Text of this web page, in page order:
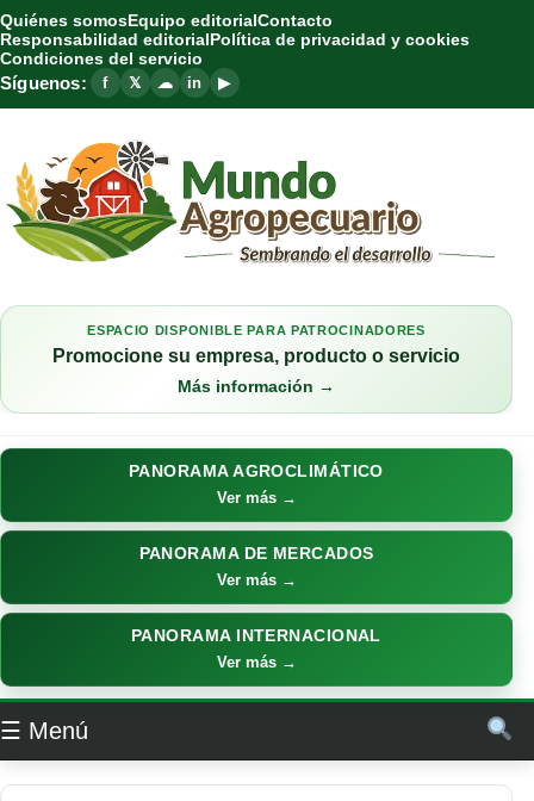
Quiénes somosEquipo editorialContacto
Responsabilidad editorialPolítica de privacidad y cookies
Condiciones del servicio
Síguenos: f 𝕏 ☁ in ▶
ESPACIO DISPONIBLE PARA PATROCINADORES
Promocione su empresa, producto o servicio
Más información →
PANORAMA AGROCLIMÁTICO
Ver más →
PANORAMA DE MERCADOS
Ver más →
PANORAMA INTERNACIONAL
Ver más →
☰ Menú